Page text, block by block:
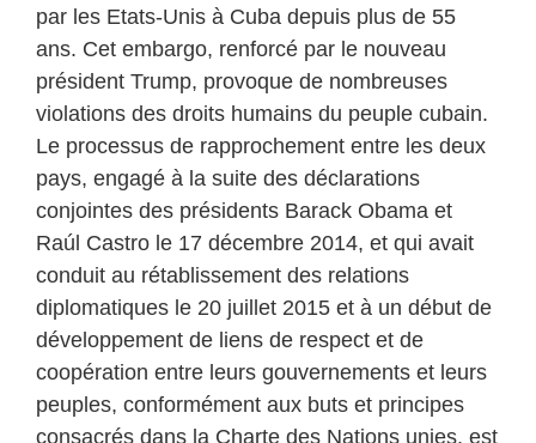
par les Etats-Unis à Cuba depuis plus de 55
ans. Cet embargo, renforcé par le nouveau
président Trump, provoque de nombreuses
violations des droits humains du peuple cubain.
Le processus de rapprochement entre les deux
pays, engagé à la suite des déclarations
conjointes des présidents Barack Obama et
Raúl Castro le 17 décembre 2014, et qui avait
conduit au rétablissement des relations
diplomatiques le 20 juillet 2015 et à un début de
développement de liens de respect et de
coopération entre leurs gouvernements et leurs
peuples, conformément aux buts et principes
consacrés dans la Charte des Nations unies, est